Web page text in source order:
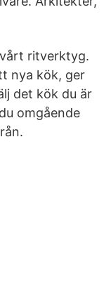
ritverktyg.
nya kök, ger
det kök du är
omgående